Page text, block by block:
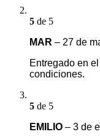
5 de 5
MAR – 27 de
Entregado en
condiciones.
5 de 5
EMILIO – 3 de